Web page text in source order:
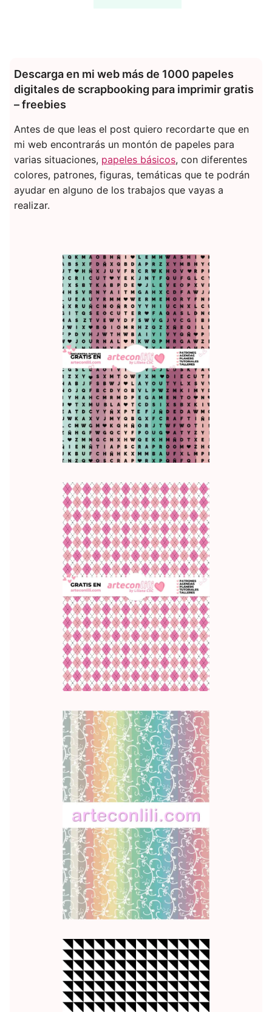
Descarga en mi web más de 1000 papeles
digitales de scrapbooking para imprimir gratis
– freebies
Antes de que leas el post quiero recordarte que en
mi web encontrarás un montón de papeles para
varias situaciones, papeles básicos, con diferentes
colores, patrones, figuras, temáticas que te podrán
ayudar en alguno de los trabajos que vayas a
realizar.